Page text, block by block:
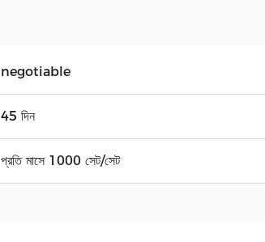
negotiable
45 দিন
প্রতি মাসে 1000 সেট/সেট